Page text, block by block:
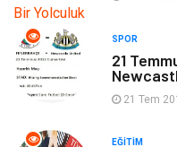
Makine
Güzellik & Bakım
SPOR
21
21 Tem
EĞITIM